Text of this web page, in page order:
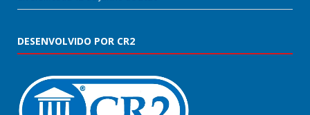
DESENVOLVIDO POR CR2